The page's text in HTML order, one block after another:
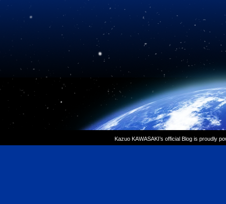
Kazuo KAWASAKI’s official Blog is proudly